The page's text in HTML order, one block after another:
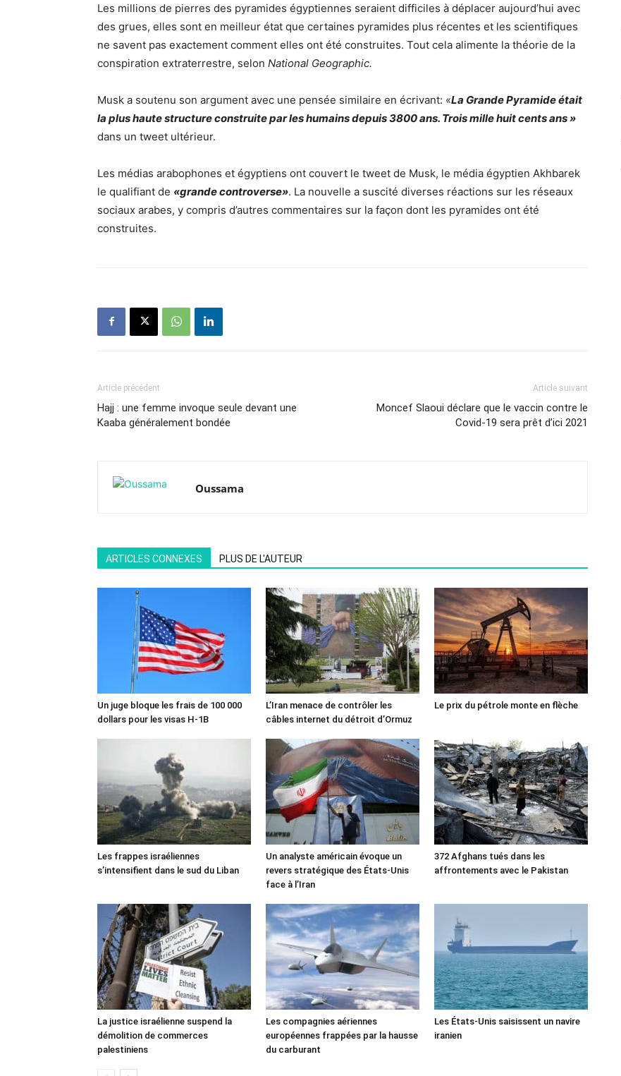
Les millions de pierres des pyramides égyptiennes seraient difficiles à déplacer aujourd’hui avec
des grues, elles sont en meilleur état que certaines pyramides plus récentes et les scientifiques
ne savent pas exactement comment elles ont été construites. Tout cela alimente la théorie de la
conspiration extraterrestre, selon National Geographic.
Musk a soutenu son argument avec une pensée similaire en écrivant: «La Grande Pyramide était
la plus haute structure construite par les humains depuis 3800 ans. Trois mille huit cents ans »
dans un tweet ultérieur.
Les médias arabophones et égyptiens ont couvert le tweet de Musk, le média égyptien Akhbarek
le qualifiant de «grande controverse». La nouvelle a suscité diverses réactions sur les réseaux
sociaux arabes, y compris d’autres commentaires sur la façon dont les pyramides ont été
construites.
Article précédent
Hajj : une femme invoque seule devant une
Kaaba généralement bondée
Article suivant
Moncef Slaoui déclare que le vaccin contre le
Covid-19 sera prêt d’ici 2021
Oussama
ARTICLES CONNEXES PLUS DE L'AUTEUR
Un juge bloque les frais de 100 000
dollars pour les visas H-1B
L’Iran menace de contrôler les
câbles internet du détroit d’Ormuz
Le prix du pétrole monte en flèche
Les frappes israéliennes
s’intensifient dans le sud du Liban
Un analyste américain évoque un
revers stratégique des États-Unis
face à l’Iran
372 Afghans tués dans les
affrontements avec le Pakistan
La justice israélienne suspend la
démolition de commerces
palestiniens
Les compagnies aériennes
européennes frappées par la hausse
du carburant
Les États-Unis saisissent un navire
iranien